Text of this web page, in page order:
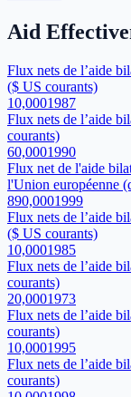
Aid
Flux nets de l’aide
($ US courants)
10,0001987
Flux nets de l’aide
courants)
60,0001990
Flux net de l'aide
l'Union européenne
890,0001999
Flux nets de l’aide
($ US courants)
10,0001985
Flux nets de l’aide
courants)
20,0001973
Flux nets de l’aide
courants)
10,0001995
Flux nets de l’aide
courants)